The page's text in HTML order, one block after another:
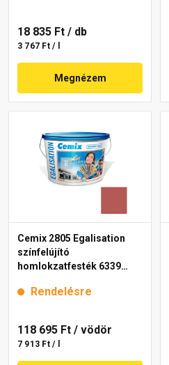
18 835 Ft / db
3 767 Ft / l
Megnézem
Cemix 2805 Egalisation
színfelújító
homlokzatfesték 6339
Rendelésre
118 695 Ft / vödör
7 913 Ft / l